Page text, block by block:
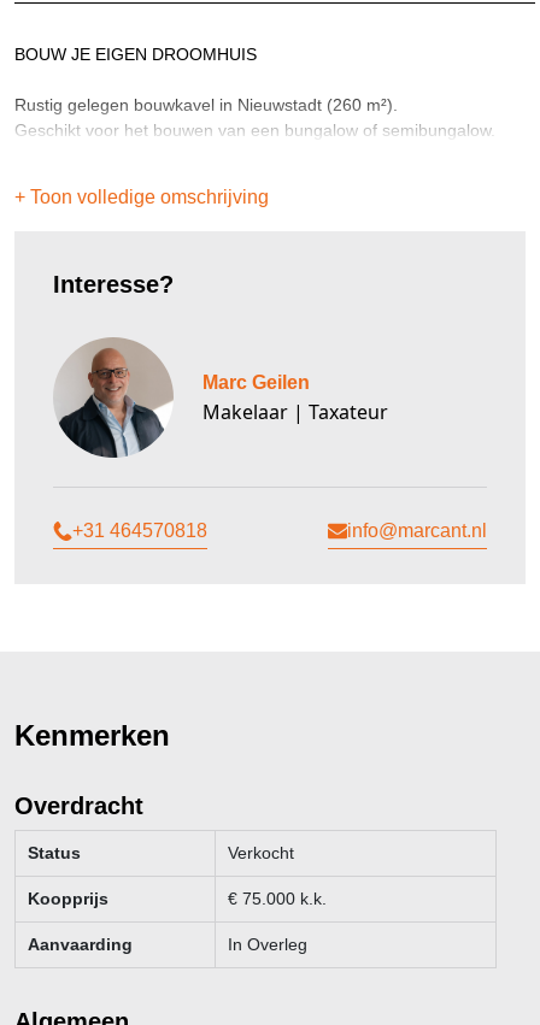
BOUW JE EIGEN DROOMHUIS
Rustig gelegen bouwkavel in Nieuwstadt (260 m²).
Geschikt voor het bouwen van een bungalow of semibungalow.
+ Toon volledige omschrijving
Interesse?
Marc Geilen
Makelaar | Taxateur
+31 464570818 info@marcant.nl
Kenmerken
Overdracht
Status Verkocht
Koopprijs €75.000 k.k.
Aanvaarding In Overleg